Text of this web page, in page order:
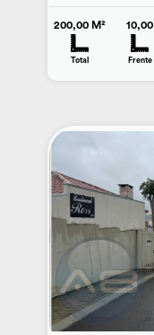
200,00 M²
Total
10,00
Frente